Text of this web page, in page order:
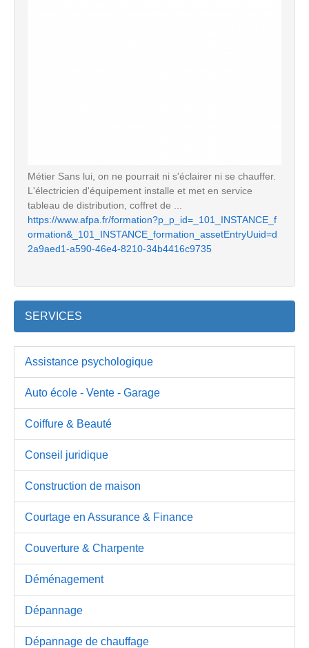
Métier Sans lui, on ne pourrait ni s'éclairer ni se chauffer.
L'électricien d'équipement installe et met en service
tableau de distribution, coffret de ...
https://www.afpa.fr/formation?p_p_id=_101_INSTANCE_f
ormation&_101_INSTANCE_formation_assetEntryUuid=d
2a9aed1-a590-46e4-8210-34b4416c9735
SERVICES
Assistance psychologique
Auto école - Vente - Garage
Coiffure & Beauté
Conseil juridique
Construction de maison
Courtage en Assurance & Finance
Couverture & Charpente
Déménagement
Dépannage
Dépannage de chauffage